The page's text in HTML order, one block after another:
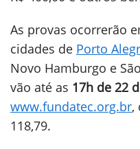
As provas ocorrerão
cidades de Porto
Novo Hamburgo e
vão até as 17h de 22
www.fundatec.org.br,
118,79.